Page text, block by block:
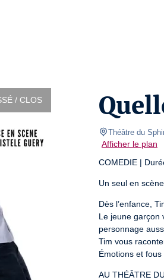
/ CLOS
Théâtre du
Afficher le plan
COMEDIE |
Un seul en
Dès l’enfance,
Le jeune garçon
personnage
Tim vous
Émotions et fous
AU THÉÂTRE